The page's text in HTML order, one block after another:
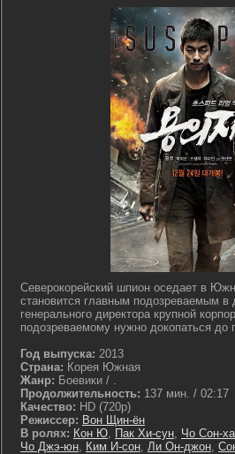
Северокорейский шпион оседает в
становится главным подозреваемым в
генерального директора крупной
подозреваемому нужно докопаться до
Год выпуска: 2013
Страна: Корея Южная
Жанр: Боевики / .
Продолжительность: 137 мин. / 02:17
Качество: HD (720p)
Режиссер: Вон Щин-ён
В ролях: Кон Ю, Пак Хи-сун, Чо Сон-ха
Чо Джэ-юн, Ким И-сон, Ли Он-джон,